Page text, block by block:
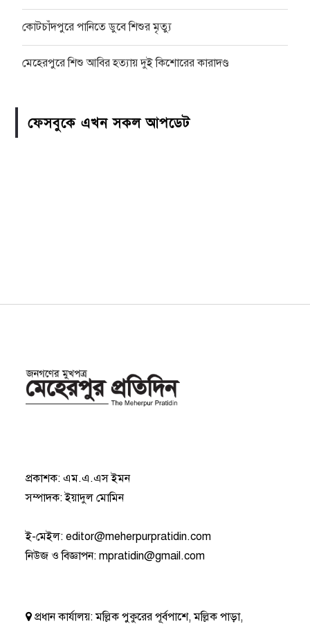
কোটচাঁদপুরে পানিতে ডুবে শিশুর মৃত্যু
মেহেরপুরে শিশু আবির হত্যায় দুই কিশোরের কারাদণ্ড
ফেসবুকে এখন সকল আপডেট
প্রকাশক: এম.এ.এস ইমন
সম্পাদক: ইয়াদুল মোমিন
ই-মেইল:editor@meherpurpratidin.com
নিউজ ও বিজ্ঞাপন:mpratidin@gmail.com
প্রধান কার্যালয়:মল্লিক পুকুরের পূর্বপাশে, মল্লিক পাড়া,